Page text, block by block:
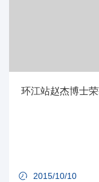
环江站赵杰博士
2015/10/10